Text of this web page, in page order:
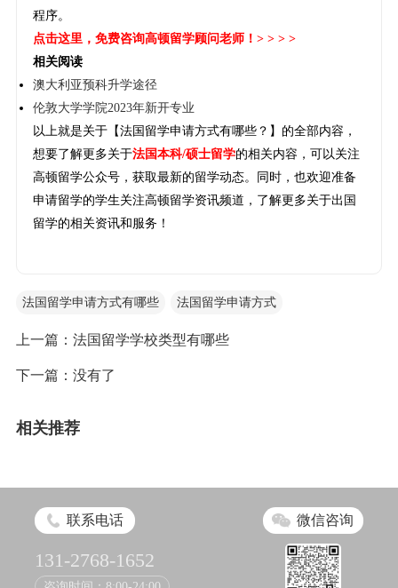
程序。
点击这里 ，免费咨询高顿留学顾问老师！> > > >
相关阅读
澳大利亚预科升学途径
伦敦大学学院2023年新开专业
以上就是关于【法国留学申请方式有哪些？】的全部内容，
想要了解更多关于法国本科/硕士留学的相关内容，可以关注
高顿留学公众号，获取最新的留学动态。同时，也欢迎准备
申请留学的学生关注高顿留学资讯频道，了解更多关于出国
留学的相关资讯和服务！
法国留学申请方式有哪些 法国留学申请方式
上一篇： 法国留学学校类型有哪些
下一篇：没有了
相关推荐
联系电话
131-2768-1652
微信咨询